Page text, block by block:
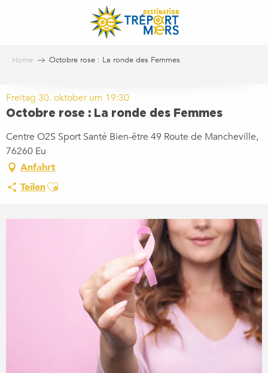
Home Octobre rose : La ronde des Femmes
Freitag 30. oktober um 19:30
Octobre rose : La ronde des Femmes
Centre O2S Sport Santé Bien-être 49 Route de Mancheville,
76260 Eu
Anfahrt
TeilenAjouter aux favoris